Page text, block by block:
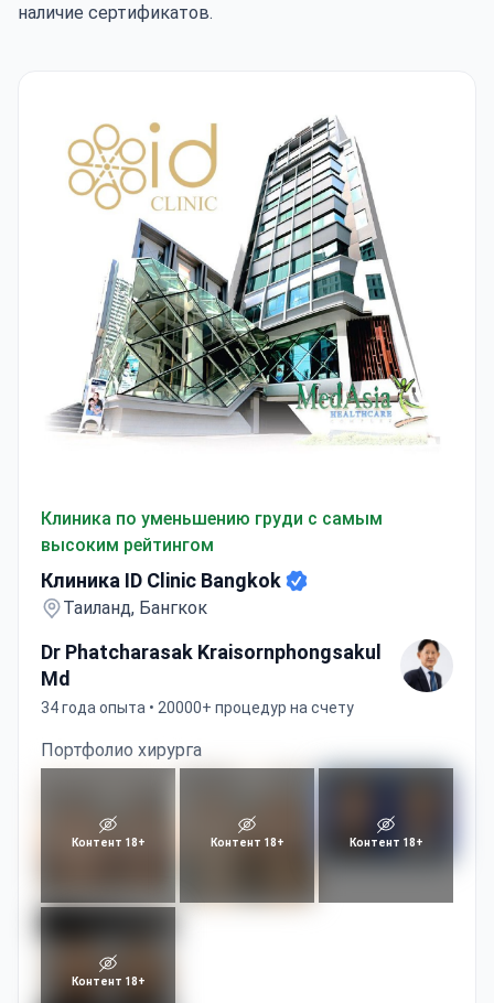
наличие сертификатов.
Клиника по уменьшению груди с самым
высоким рейтингом
Клиника ID Clinic Bangkok
Таиланд, Бангкок
Dr Phatcharasak Kraisornphongsakul
Md
34 года опыта • 20000+ процедур на счету
Портфолио хирурга
Контент 18+ Контент 18+ Контент 18+
Контент 18+